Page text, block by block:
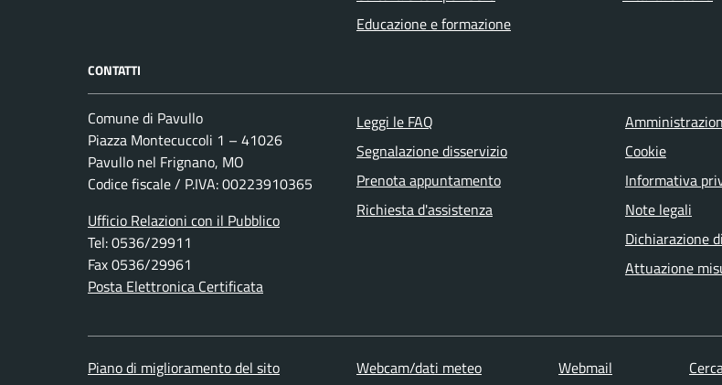
Educazione e formazione
CONTATTI
Comune di Pavullo
Piazza Montecuccoli 1 – 41026
Pavullo nel Frignano, MO
Codice fiscale / P.IVA: 00223910365
Ufficio Relazioni con il Pubblico
Tel: 0536/29911
Fax 0536/29961
Posta Elettronica Certificata
Leggi le FAQ
Segnalazione disservizio
Prenota appuntamento
Richiesta d'assistenza
Cookie
Informativa
Note legali
Dichiarazione
Attuazione
Piano di miglioramento del sito Webcam/dati meteo Webmail